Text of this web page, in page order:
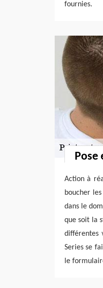
fournies.
Pose
Action à
boucher
dans le
que soit la
différentes
Series se
le